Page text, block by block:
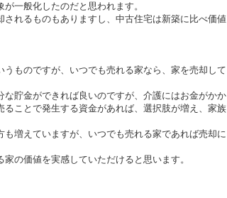
一般化したのだと思われます。
れるものもありますし、中古住宅は新築に比べ価値
ものですが、いつでも売れる家なら、家を売却して
貯金ができれば良いのですが、介護にはお金がかか
ことで発生する資金があれば、選択肢が増え、家族
増えていますが、いつでも売れる家であれば売却に
の価値を実感していただけると思います。